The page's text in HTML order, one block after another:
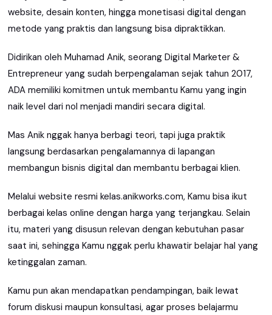
website, desain konten, hingga monetisasi digital dengan
metode yang praktis dan langsung bisa dipraktikkan.
Didirikan oleh Muhamad Anik, seorang Digital Marketer &
Entrepreneur yang sudah berpengalaman sejak tahun 2017,
ADA memiliki komitmen untuk membantu Kamu yang ingin
naik level dari nol menjadi mandiri secara digital.
Mas Anik nggak hanya berbagi teori, tapi juga praktik
langsung berdasarkan pengalamannya di lapangan
membangun bisnis digital dan membantu berbagai klien.
Melalui website resmi kelas.anikworks.com, Kamu bisa ikut
berbagai kelas online dengan harga yang terjangkau. Selain
itu, materi yang disusun relevan dengan kebutuhan pasar
saat ini, sehingga Kamu nggak perlu khawatir belajar hal yang
ketinggalan zaman.
Kamu pun akan mendapatkan pendampingan, baik lewat
forum diskusi maupun konsultasi, agar proses belajarmu